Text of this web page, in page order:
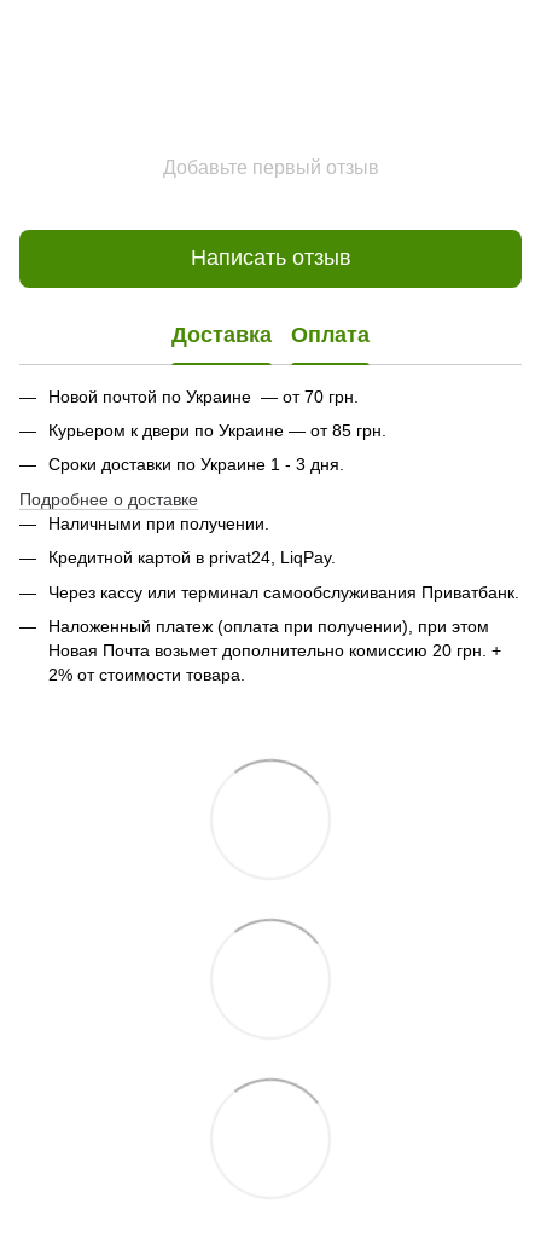
Добавьте первый отзыв
Написать отзыв
Доставка Оплата
Новой почтой по Украине — от 70 грн.
Курьером к двери по Украине — от 85 грн.
Сроки доставки по Украине 1 - 3 дня.
Подробнее о доставке
Наличными при получении.
Кредитной картой в privat24, LiqPay.
Через кассу или терминал самообслуживания Приватбанк.
Наложенный платеж (оплата при получении), при этом
Новая Почта возьмет дополнительно комиссию 20 грн. +
2% от стоимости товара.